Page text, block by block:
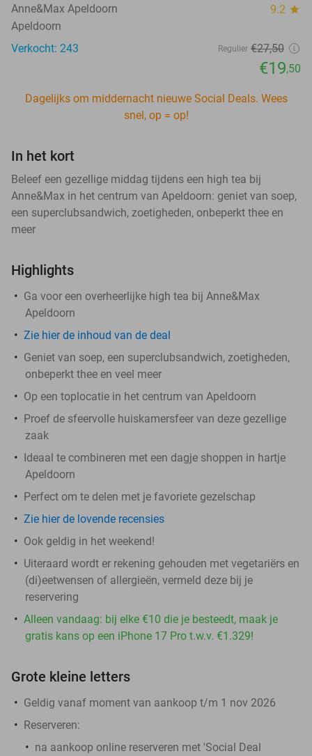
Anne&Max Apeldoorn 9.2 star
Apeldoorn
Verkocht: 243
Regulier €27,50
€19,50
Dagelijks om middernacht nieuwe Social Deals. Wees
snel, op = op!
In het kort
Beleef een gezellige middag tijdens een high tea bij
Anne&Max in het centrum van Apeldoorn: geniet van soep,
een superclubsandwich, zoetigheden, onbeperkt thee en
meer
Highlights
Ga voor een overheerlijke high tea bij Anne&Max
Apeldoorn
Zie hier de inhoud van de deal
Geniet van soep, een superclubsandwich, zoetigheden,
onbeperkt thee en veel meer
Op een toplocatie in het centrum van Apeldoorn
Proef de sfeervolle huiskamersfeer van deze gezellige
zaak
Ideaal te combineren met een dagje shoppen in hartje
Apeldoorn
Perfect om te delen met je favoriete gezelschap
Zie hier de lovende recensies
Ook geldig in het weekend!
Uiteraard wordt er rekening gehouden met vegetariërs en
(di)eetwensen of allergieën, vermeld deze bij je
reservering
Alleen vandaag: bij elke €10 die je besteedt, maak je
gratis kans op een iPhone 17 Pro t.w.v. €1.329!
Grote kleine letters
Geldig vanaf moment van aankoop t/m 1 nov 2026
Reserveren:
na aankoop online reserveren met 'Social Deal